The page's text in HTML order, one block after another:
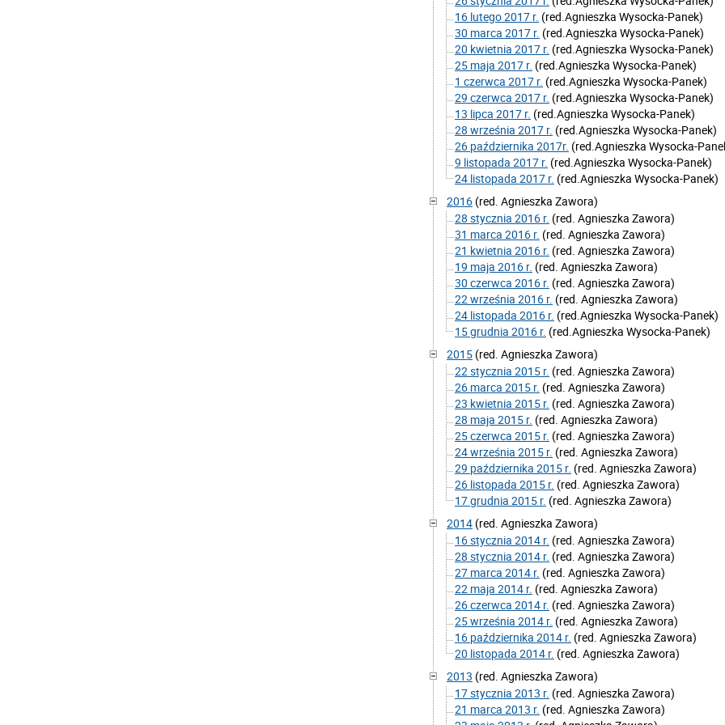
16 lutego 2017 r. (red.Agnieszka Wysocka-Panek)
30 marca 2017 r. (red.Agnieszka Wysocka-Panek)
20 kwietnia 2017 r. (red.Agnieszka Wysocka-Panek)
25 maja 2017 r. (red.Agnieszka Wysocka-Panek)
1 czerwca 2017 r. (red.Agnieszka Wysocka-Panek)
29 czerwca 2017 r. (red.Agnieszka Wysocka-Panek)
13 lipca 2017 r. (red.Agnieszka Wysocka-Panek)
28 września 2017 r. (red.Agnieszka Wysocka-Panek)
26 października 2017r. (red.Agnieszka Wysocka-
9 listopada 2017 r. (red.Agnieszka Wysocka-Panek)
24 listopada 2017 r. (red.Agnieszka Wysocka-Panek)
2016 (red. Agnieszka Zawora)
28 stycznia 2016 r. (red. Agnieszka Zawora)
31 marca 2016 r. (red. Agnieszka Zawora)
21 kwietnia 2016 r. (red. Agnieszka Zawora)
19 maja 2016 r. (red. Agnieszka Zawora)
30 czerwca 2016 r. (red. Agnieszka Zawora)
22 września 2016 r. (red. Agnieszka Zawora)
24 listopada 2016 r. (red.Agnieszka Wysocka-Panek)
15 grudnia 2016 r. (red.Agnieszka Wysocka-Panek)
2015 (red. Agnieszka Zawora)
22 stycznia 2015 r. (red. Agnieszka Zawora)
26 marca 2015 r. (red. Agnieszka Zawora)
23 kwietnia 2015 r. (red. Agnieszka Zawora)
28 maja 2015 r. (red. Agnieszka Zawora)
25 czerwca 2015 r. (red. Agnieszka Zawora)
24 września 2015 r. (red. Agnieszka Zawora)
29 października 2015 r. (red. Agnieszka Zawora)
26 listopada 2015 r. (red. Agnieszka Zawora)
17 grudnia 2015 r. (red. Agnieszka Zawora)
2014 (red. Agnieszka Zawora)
16 stycznia 2014 r. (red. Agnieszka Zawora)
28 stycznia 2014 r. (red. Agnieszka Zawora)
27 marca 2014 r. (red. Agnieszka Zawora)
22 maja 2014 r. (red. Agnieszka Zawora)
26 czerwca 2014 r. (red. Agnieszka Zawora)
25 września 2014 r. (red. Agnieszka Zawora)
16 października 2014 r. (red. Agnieszka Zawora)
20 listopada 2014 r. (red. Agnieszka Zawora)
2013 (red. Agnieszka Zawora)
17 stycznia 2013 r. (red. Agnieszka Zawora)
21 marca 2013 r. (red. Agnieszka Zawora)